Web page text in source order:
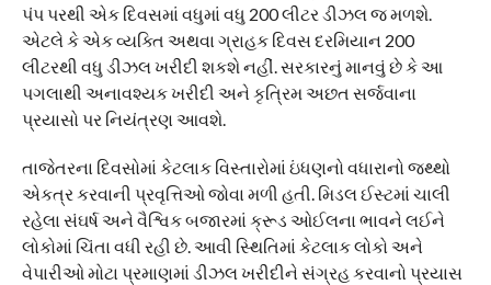
પંપ પરથી એક દિવસમાં વધુમાં વધુ 200 લીટર ડીઝલ જ મળશે.
એટલે કે એક વ્યક્તિ અથવા ગ્રાહક દિવસ દરમિયાન 200
લીટરથી વધુ ડીઝલ ખરીદી શકશે નહીં. સરકારનું માનવું છે કે આ
પગલાથી અનાવશ્યક ખરીદી અને કૃત્રિમ અછત સર્જવાના
પ્રયાસો પર નિયંત્રણ આવશે.
તાજેતરના દિવસોમાં કેટલાક વિસ્તારોમાં ઇંધણનો વધારાનો જથ્થો
એકત્ર કરવાની પ્રવૃત્તિઓ જોવા મળી હતી. મિડલ ઈસ્ટમાં ચાલી
રહેલા સંઘર્ષ અને વૈશ્વિક બજારમાં ક્રૂડ ઓઈલના ભાવને લઈને
લોકોમાં ચિંતા વધી રહી છે. આવી સ્થિતિમાં કેટલાક લોકો અને
વેપારીઓ મોટા પ્રમાણમાં ડીઝલ ખરીદીને સંગ્રહ કરવાનો પ્રયાસ